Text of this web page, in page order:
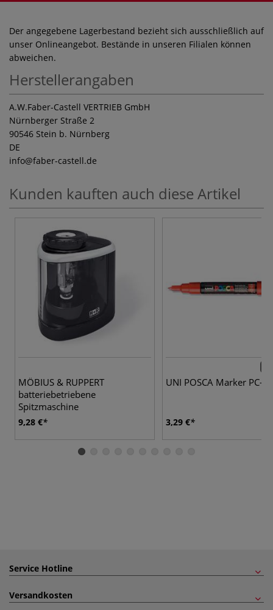
Der angegebene Lagerbestand bezieht sich ausschließlich auf
unser Onlineangebot. Bestände in unseren Filialen können
abweichen.
Herstellerangaben
A.W.Faber-Castell VERTRIEB GmbH
Nürnberger Straße 2
90546 Stein b. Nürnberg
DE
info@faber-castell.de
Kunden kauften auch diese Artikel
MÖBIUS & RUPPERT
batteriebetriebene
Spitzmaschine
9,28 €
UNI POSCA Marker PC-
3,29 €
Service Hotline
Versandkosten